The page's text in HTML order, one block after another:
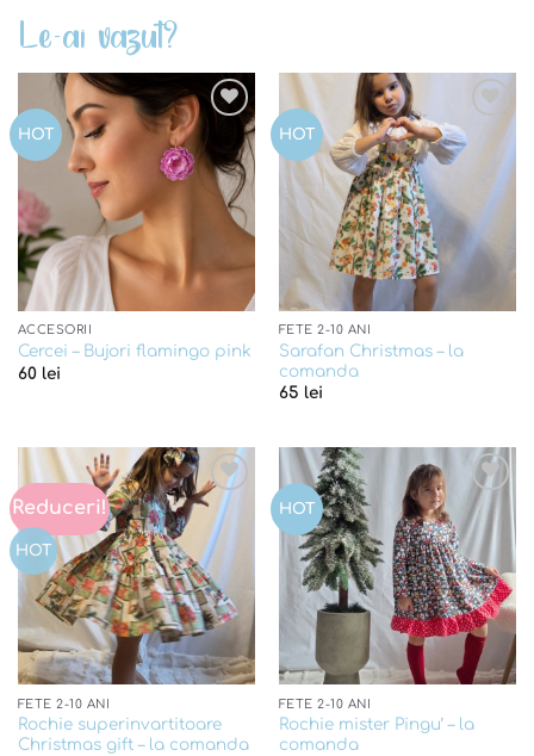
Le-ai vazut?
HOT
Add to
wishlist
ACCESORII
Cercei – Bujori flamingo pink
60 lei
HOT
Add to
wishlist
FETE 2-10 ANI
Sarafan Christmas – la
comanda
65 lei
Reduceri!
HOT
Add to
wishlist
FETE 2-10 ANI
Rochie superinvartitoare
Christmas gift – la comanda
HOT
Add to
wishlist
FETE 2-10 ANI
Rochie mister Pingu’ – la
comanda